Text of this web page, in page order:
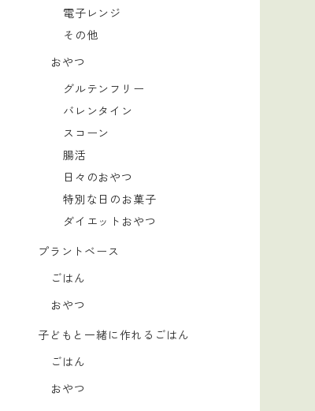
電子レンジ
その他
おやつ
グルテンフリー
バレンタイン
スコーン
腸活
日々のおやつ
特別な日のお菓子
ダイエットおやつ
プラントベース
ごはん
おやつ
子どもと一緒に作れるごはん
ごはん
おやつ